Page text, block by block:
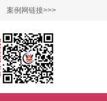
案例网链接>>>